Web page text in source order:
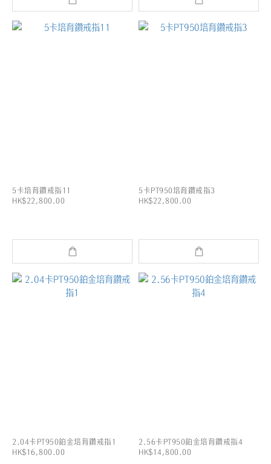
5卡培育鑽戒指11
HK$22,800.00
5卡PT950培育鑽戒指3
HK$22,800.00
2.04卡PT950鉑金培育鑽戒指1
HK$16,800.00
2.56卡PT950鉑金培育鑽戒指4
HK$14,800.00